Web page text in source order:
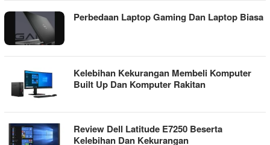
Perbedaan Laptop Gaming Dan Laptop Biasa
Kelebihan Kekurangan Membeli Komputer
Built Up Dan Komputer Rakitan
Review Dell Latitude E7250 Beserta
Kelebihan Dan Kekurangan